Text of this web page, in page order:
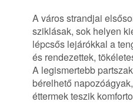
A város strandjai
sziklásak, sok helyen
lépcsős lejárókkal a
és rendezettek,
A legismertebb
bérelhető
éttermek teszik